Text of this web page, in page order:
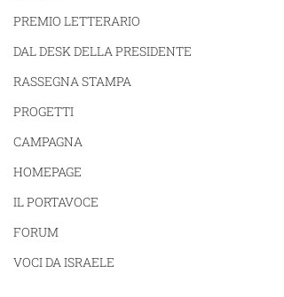
PREMIO LETTERARIO
DAL DESK DELLA PRESIDENTE
RASSEGNA STAMPA
PROGETTI
CAMPAGNA
HOMEPAGE
IL PORTAVOCE
FORUM
VOCI DA ISRAELE